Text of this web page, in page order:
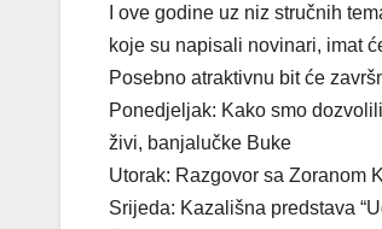
I ove godine uz niz stručnih
koje su napisali novinari, imat
Posebno atraktivnu bit će
Ponedjeljak: Kako smo
živi, banjalučke Buke
Utorak: Razgovor sa Zoranom
Srijeda: Kazališna predstava